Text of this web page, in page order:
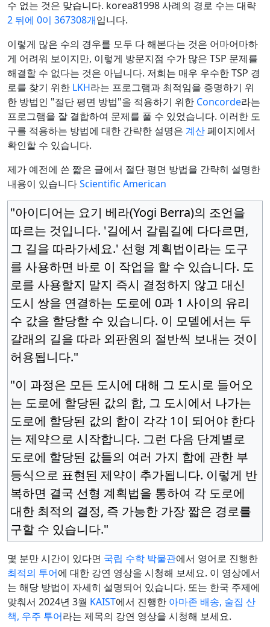
수 없는 것은 맞습니다. korea81998 사례의 경로 수는 대략
2 뒤에 0이 367308개입니다.
이렇게 많은 수의 경우를 모두 다 해본다는 것은 어마어마하
게 어려워 보이지만, 이렇게 방문지점 수가 많은 TSP 문제를
해결할 수 없다는 것은 아닙니다. 저희는 매우 우수한 TSP 경
로를 찾기 위한 LKH라는 프로그램과 최적임을 증명하기 위
한 방법인 "절단 평면 방법"을 적용하기 위한 Concorde라는
프로그램을 잘 결합하여 문제를 풀 수 있었습니다. 이러한 도
구를 적용하는 방법에 대한 간략한 설명은 계산페이지에서
확인할 수 있습니다.
제가 예전에 쓴 짧은 글에서 절단 평면 방법을 간략히 설명한
내용이 있습니다Scientific American
"아이디어는 요기 베라(Yogi Berra)의 조언을
따르는 것입니다. '길에서 갈림길에 다다르면,
그 길을 따라가세요.' 선형 계획법이라는 도구
를 사용하면 바로 이 작업을 할 수 있습니다. 도
로를 사용할지 말지 즉시 결정하지 않고 대신
도시 쌍을 연결하는 도로에 0과 1 사이의 유리
수 값을 할당할 수 있습니다. 이 모델에서는 두
갈래의 길을 따라 외판원의 절반씩 보내는 것이
허용됩니다."
"이 과정은 모든 도시에 대해 그 도시로 들어오
는 도로에 할당된 값의 합, 그 도시에서 나가는
도로에 할당된 값의 합이 각각 1이 되어야 한다
는 제약으로 시작합니다. 그런 다음 단계별로
도로에 할당된 값들의 여러 가지 합에 관한 부
등식으로 표현된 제약이 추가됩니다. 이렇게 반
복하면 결국 선형 계획법을 통하여 각 도로에
대한 최적의 결정, 즉 가능한 가장 짧은 경로를
구할 수 있습니다."
몇 분만 시간이 있다면 국립 수학 박물관에서 영어로 진행한
최적의 투어에 대한 강연 영상을 시청해 보세요. 이 영상에서
는 해당 방법이 자세히 설명되어 있습니다. 또는 한국 주제에
맞춰서 2024년 3월 KAIST에서 진행한 아마존 배송, 술집 산
책, 우주 투어라는 제목의 강연 영상을 시청해 보세요.